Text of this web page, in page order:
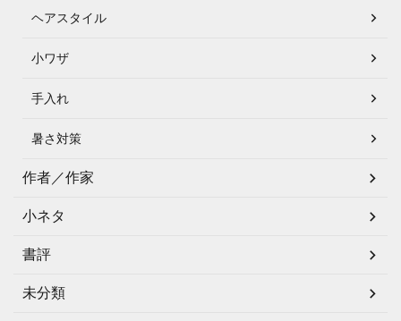
ヘアスタイル
小ワザ
手入れ
暑さ対策
作者／作家
小ネタ
書評
未分類